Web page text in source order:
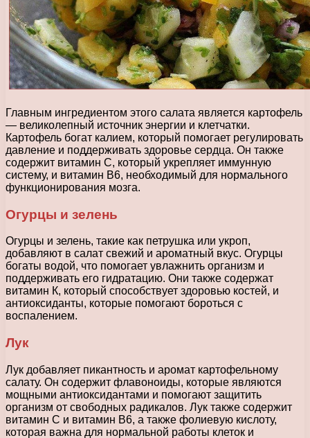
Главным ингредиентом этого салата является картофель
— великолепный источник энергии и клетчатки.
Картофель богат калием, который помогает регулировать
давление и поддерживать здоровье сердца. Он также
содержит витамин С, который укрепляет иммунную
систему, и витамин В6, необходимый для нормального
функционирования мозга.
Огурцы и зелень
Огурцы и зелень, такие как петрушка или укроп,
добавляют в салат свежий и ароматный вкус. Огурцы
богаты водой, что помогает увлажнить организм и
поддерживать его гидратацию. Они также содержат
витамин К, который способствует здоровью костей, и
антиоксиданты, которые помогают бороться с
воспалением.
Лук
Лук добавляет пикантность и аромат картофельному
салату. Он содержит флавоноиды, которые являются
мощными антиоксидантами и помогают защитить
организм от свободных радикалов. Лук также содержит
витамин С и витамин В6, а также фолиевую кислоту,
которая важна для нормальной работы клеток и